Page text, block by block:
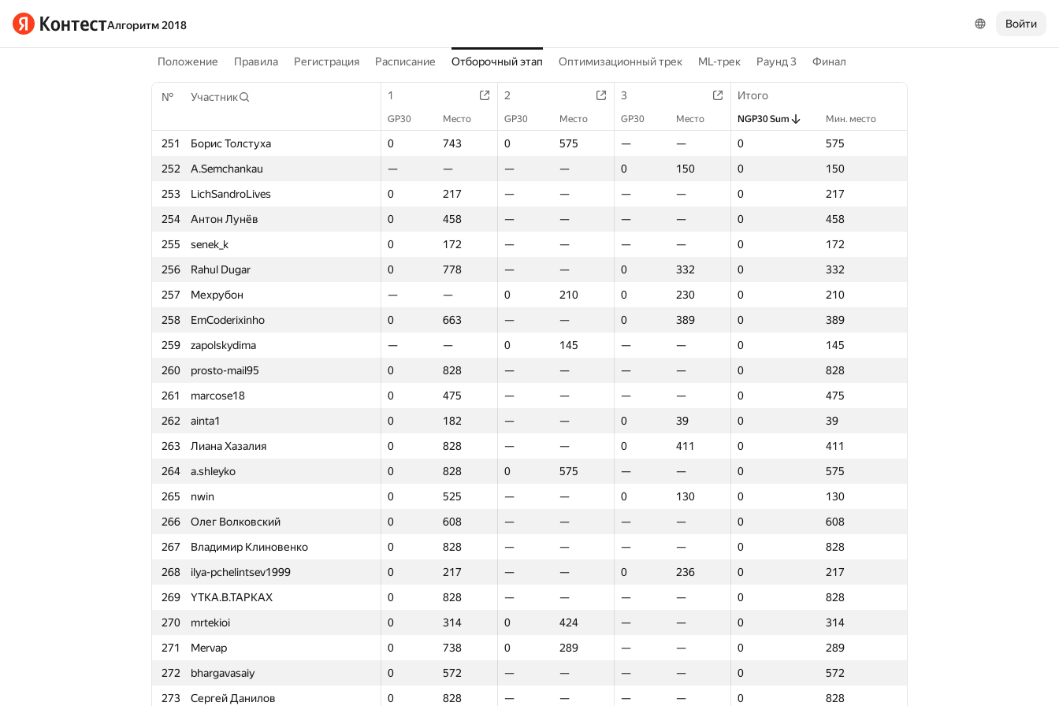
Алгоритм 2018 Войти
Положение Правила Регистрация Расписание Отборочный этап Оптимизационный трек ML-трек Раунд 3 Финал
№ Участник 1 2 3 Итого
GP30 Место GP30 Место GP30 Место NGP30 Sum Мин. место
251 Борис Толстуха 0 743 0 575 — — 0
575
252
A.Semchankau — — — — 0 150 0
150
253
LichSandroLives 0 217 — — — — 0
217
254
Антон Лунёв 0 458 — — — — 0
458
255
senek_k 0 172 — — — — 0
172
256
Rahul Dugar 0 778 — — 0 332 0
332
257
Мехрубон — — 0 210 0 230 0
210
258
EmCoderixinho 0 663 — — 0 389 0
389
259
zapolskydima — — 0 145 — — 0
145
260
prosto-mail95 0 828 — — — — 0
828
261
marcose18 0 475 — — — — 0
475
262
ainta1 0 182 — — 0 39 0
39
263
Лиана Хазалия 0 828 — — 0 411 0
411
264
a.shleyko 0 828 0 575 — — 0
575
265
nwin 0 525 — — 0 130 0
130
266
Олег Волковский 0 608 — — — — 0
608
267
Владимир Клиновенко 0 828 — — — — 0
828
268
ilya-pchelintsev1999 0 217 — — 0 236 0
217
269
YTKA.B.TAPKAX 0 828 — — — — 0
828
270
mrtekioi 0 314 0 424 — — 0
314
271
Mervap 0 738 0 289 — — 0
289
272
bhargavasaiy 0 572 — — — — 0
572
273
Сергей Данилов 0 828 — — — — 0
828
Участник 1 Итого
GP30 Место NGP30 Sum Мин. место